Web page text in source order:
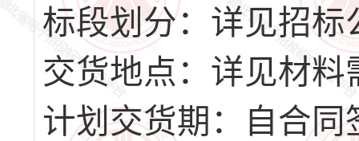
标段划分：详见招标
交货地点：详见材料
计划交货期：自合